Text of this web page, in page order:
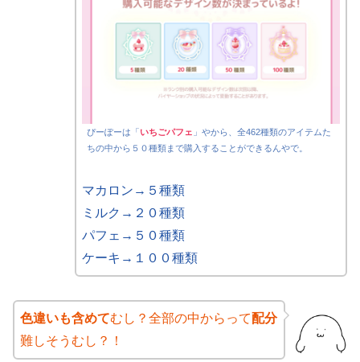
ぴーぽーは「いちごパフェ 」やから、全462種類のアイテムた
ちの中から５０種類まで購入することができるんやで。
マカロン→５種類
ミルク→２０種類
パフェ→５０種類
ケーキ→１００種類
色違いも含めてむし？全部の中からって配分
難しそうむし？！